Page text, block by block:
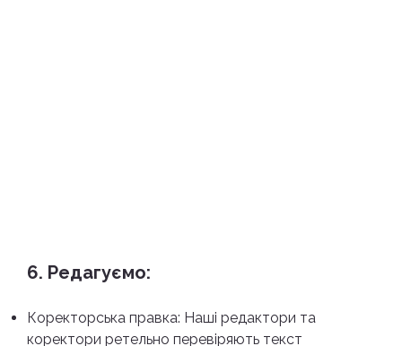
Коректорська правка: Наші редактори та
коректори ретельно перевіряють текст
6. Редагуємо: